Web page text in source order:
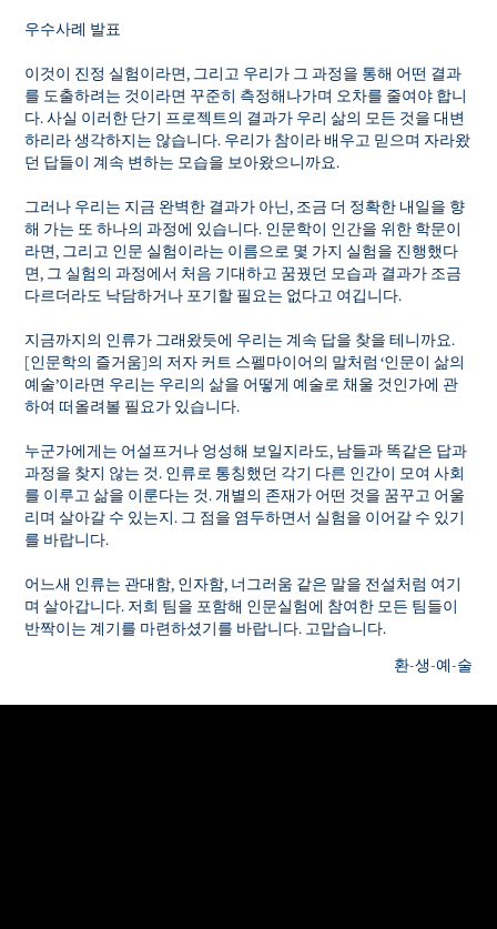
우수사례 발표
이것이 진정 실험이라면, 그리고 우리가 그 과정을 통해 어떤 결과
를 도출하려는 것이라면 꾸준히 측정해나가며 오차를 줄여야 합니
다. 사실 이러한 단기 프로젝트의 결과가 우리 삶의 모든 것을 대변
하리라 생각하지는 않습니다. 우리가 참이라 배우고 믿으며 자라왔
던 답들이 계속 변하는 모습을 보아왔으니까요.
그러나 우리는 지금 완벽한 결과가 아닌, 조금 더 정확한 내일을 향
해 가는 또 하나의 과정에 있습니다. 인문학이 인간을 위한 학문이
라면, 그리고 인문 실험이라는 이름으로 몇 가지 실험을 진행했다
면, 그 실험의 과정에서 처음 기대하고 꿈꿨던 모습과 결과가 조금
다르더라도 낙담하거나 포기할 필요는 없다고 여깁니다.
지금까지의 인류가 그래왔듯에 우리는 계속 답을 찾을 테니까요.
[인문학의 즐거움]의 저자 커트 스펠마이어의 말처럼 ‘인문이 삶의
예술’이라면 우리는 우리의 삶을 어떻게 예술로 채울 것인가에 관
하여 떠올려볼 필요가 있습니다.
누군가에게는 어설프거나 엉성해 보일지라도, 남들과 똑같은 답과
과정을 찾지 않는 것. 인류로 통칭했던 각기 다른 인간이 모여 사회
를 이루고 삶을 이룬다는 것. 개별의 존재가 어떤 것을 꿈꾸고 어울
리며 살아갈 수 있는지. 그 점을 염두하면서 실험을 이어갈 수 있기
를 바랍니다.
어느새 인류는 관대함, 인자함, 너그러움 같은 말을 전설처럼 여기
며 살아갑니다. 저희 팀을 포함해 인문실험에 참여한 모든 팀들이
반짝이는 계기를 마련하셨기를 바랍니다. 고맙습니다.
환-생-예-술